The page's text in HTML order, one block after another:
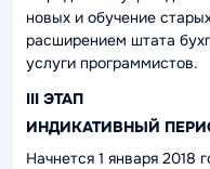
новых и обучение
расширением штата
услуги программистов.
III ЭТАП
ИНДИКАТИВНЫЙ
Начнется 1 января 2018